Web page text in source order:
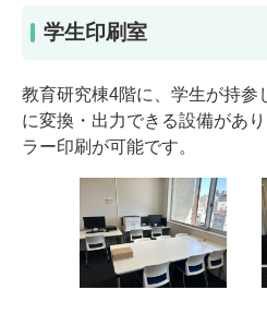
学生印刷室
教育研究棟4階に、学生が持参
に変換・出力できる設備があ
ラー印刷が可能です。